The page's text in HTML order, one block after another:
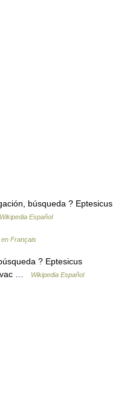
búsqueda ? Eptesicus
Wikipedia Español
en Français
? Eptesicus
…
Wikipedia Español